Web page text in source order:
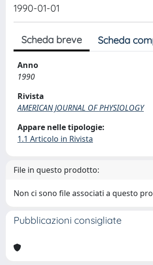
1990-01-01
Scheda breve Scheda
Anno
1990
Rivista
AMERICAN JOURNAL OF PHYSIOLOGY
Appare nelle tipologie:
1.1 Articolo in Rivista
File in questo prodotto:
Non ci sono file associati a questo
Pubblicazioni consigliate